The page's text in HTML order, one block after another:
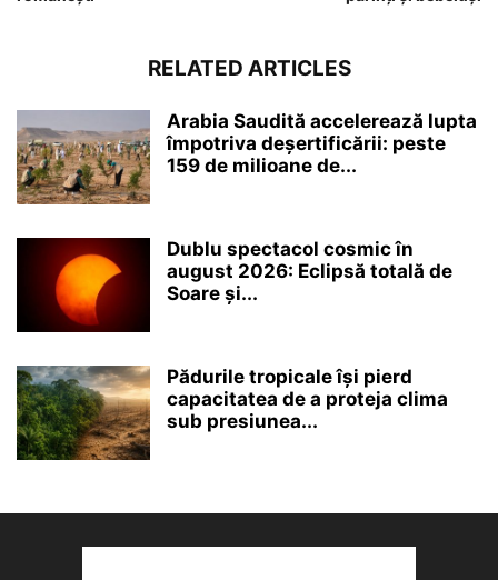
RELATED ARTICLES
Arabia Saudită accelerează lupta
împotriva deșertificării: peste
159 de milioane de...
Dublu spectacol cosmic în
august 2026: Eclipsă totală de
Soare și...
Pădurile tropicale își pierd
capacitatea de a proteja clima
sub presiunea...